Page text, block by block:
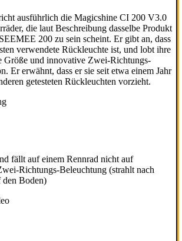
ausführlich die Magicshine CI 200 V3.0
die laut Beschreibung dasselbe Produkt
200 zu sein scheint. Er gibt an, dass
verwendete Rückleuchte ist, und lobt ihre
Größe und innovative Zwei-Richtungs-
Er erwähnt, dass er sie seit etwa einem Jahr
getesteten Rückleuchten vorzieht.
fällt auf einem Rennrad nicht auf
Richtungs-Beleuchtung (strahlt nach
den Boden)